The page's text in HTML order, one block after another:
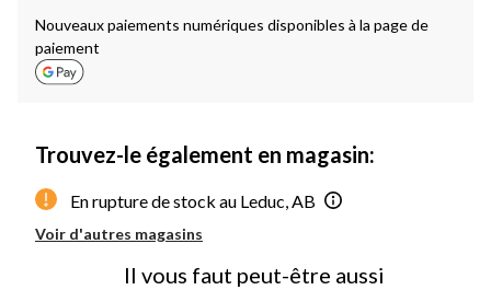
Nouveaux paiements numériques disponibles à la page de
paiement
Trouvez-le également en magasin:
En rupture de stock au Leduc, AB
Voir d'autres magasins
Il vous faut peut-être aussi